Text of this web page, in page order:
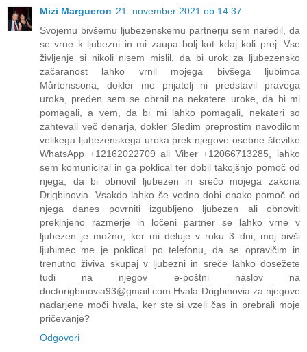
Mizi Margueron 21. november 2021 ob 14:37
Svojemu bivšemu ljubezenskemu partnerju sem naredil, da
se vrne k ljubezni in mi zaupa bolj kot kdaj koli prej. Vse
življenje si nikoli nisem mislil, da bi urok za ljubezensko
začaranost lahko vrnil mojega bivšega ljubimca
Mårtenssona, dokler me prijatelj ni predstavil pravega
uroka, preden sem se obrnil na nekatere uroke, da bi mi
pomagali, a vem, da bi mi lahko pomagali, nekateri so
zahtevali več denarja, dokler Sledim preprostim navodilom
velikega ljubezenskega uroka prek njegove osebne številke
WhatsApp +12162022709 ali Viber +12066713285, lahko
sem komuniciral in ga poklical ter dobil takojšnjo pomoč od
njega, da bi obnovil ljubezen in srečo mojega zakona
Drigbinovia. Vsakdo lahko še vedno dobi enako pomoč od
njega danes povrniti izgubljeno ljubezen ali obnoviti
prekinjeno razmerje in ločeni partner se lahko vrne v
ljubezen je možno, ker mi deluje v roku 3 dni, moj bivši
ljubimec me je poklical po telefonu, da se opravičim in
trenutno živiva skupaj v ljubezni in sreče lahko dosežete
tudi na njegov e-poštni naslov na
doctorigbinovia93@gmail.com Hvala Drigbinovia za njegove
nadarjene moči hvala, ker ste si vzeli čas in prebrali moje
pričevanje?
Odgovori